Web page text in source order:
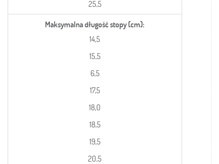
25,5
Maksymalna długość stopy (cm)
14,5
15,5
6,5
17,5
18,0
18,5
19,5
20,5